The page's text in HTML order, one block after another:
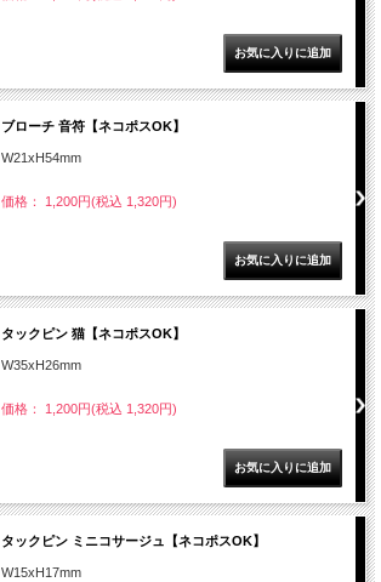
ブローチ 音符【ネコポスOK】
W21xH54mm
価格： 1,200円(税込 1,320円)
タックピン 猫【ネコポスOK】
W35xH26mm
価格： 1,200円(税込 1,320円)
タックピン ミニコサージュ【ネコポスOK】
W15xH17mm